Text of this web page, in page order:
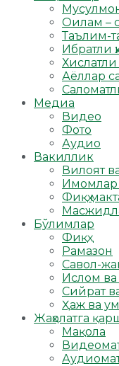
Оилам –
Таълим-
Ибратли
Хислатли
Аёллар
Медиа
Видео
Фото
Аудио
Вакиллик
Вилоят
Имомлар
Фиқҳ
Бўлимлар
Фиқҳ
Рамазон
Савол-
Ислом
Сийрат
Ҳаж ва
Жаҳолатга
Мақола